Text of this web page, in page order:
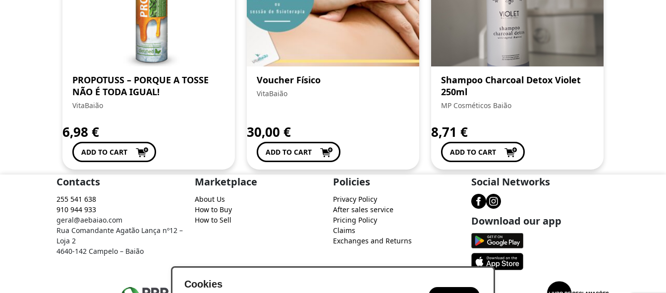
PROPOTUSS – PORQUE A TOSSE
NÃO É TODA IGUAL!
VitaBaião
6,98 €
ADD TO CART
Voucher Físico
VitaBaião
30,00 €
ADD TO CART
Shampoo Charcoal Detox Violet
250ml
MP Cosméticos Baião
8,71 €
ADD TO CART
Contacts
255 541 638
910 944 933
geral@aebaiao.com
Rua Comandante Agatão Lança nº12 –
Loja 2
4640-142 Campelo – Baião
Marketplace
About Us
How to Buy
How to Sell
Policies
Privacy Policy
After sales service
Pricing Policy
Claims
Exchanges and Returns
Social Networks
Download our app
Cookies